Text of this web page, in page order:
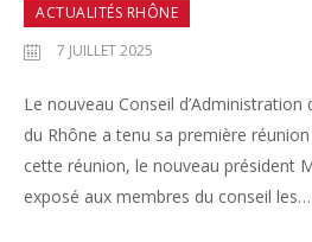
ACTUALITÉS RHÔNE
7 JUILLET 2025
Le nouveau Conseil
du Rhône a tenu sa première
cette réunion, le nouveau président
exposé aux membres du conseil les…